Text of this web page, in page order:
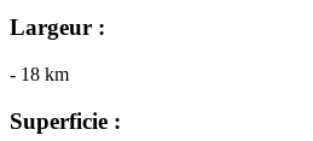
Largeur :
- 18 km
Superficie :